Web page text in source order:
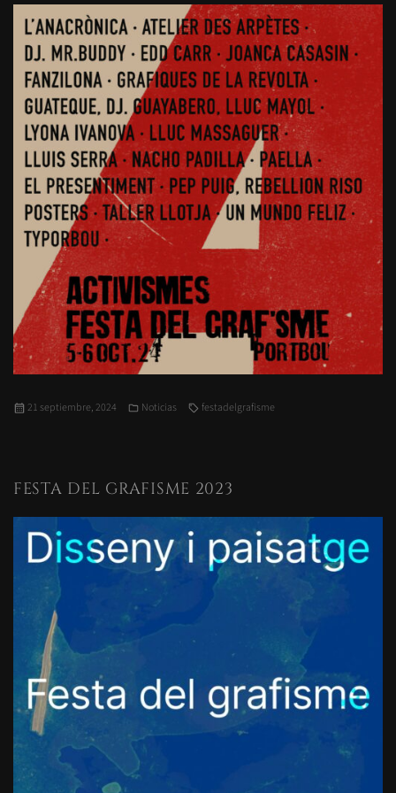
Publicado
21 septiembre, 2024 Categorías
Noticias Etiquetas
festadelgrafisme
FESTA DEL GRAFISME 2023